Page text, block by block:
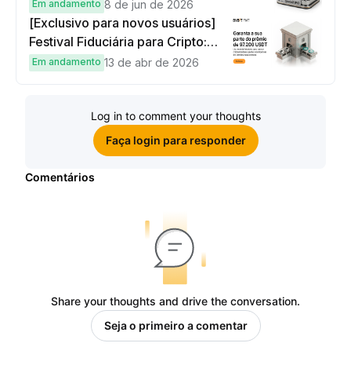
Em andamento 8 de jun de 2026
[Exclusivo para novos usuários]
Festival Fiduciária para Cripto:
complete tarefas simples e
Em andamento 13 de abr de 2026
Log in to comment your thoughts
Faça login para responder
Comentários
Share your thoughts and drive the conversation.
Seja o primeiro a comentar